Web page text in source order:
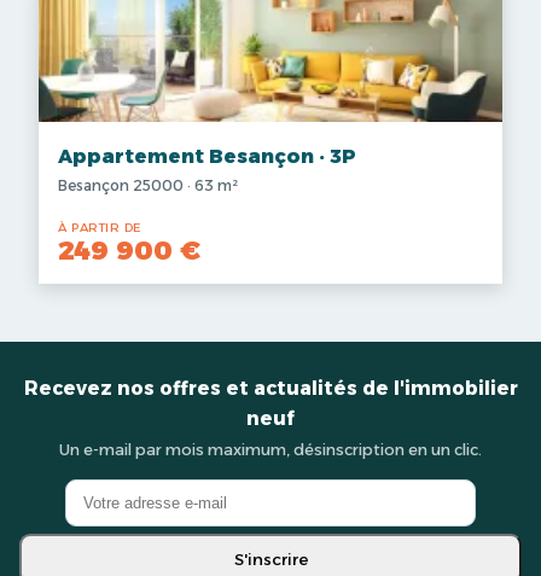
Appartement Besançon · 3P
Besançon 25000 · 63 m²
À PARTIR DE
249 900 €
Recevez nos offres et actualités de l'immobilier
neuf
Un e-mail par mois maximum, désinscription en un clic.
S'inscrire